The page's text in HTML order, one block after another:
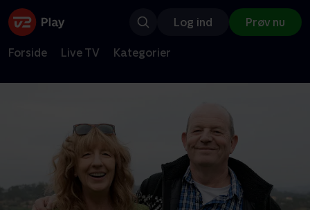
Log ind Prøv nu
Forside Live TV Kategorier